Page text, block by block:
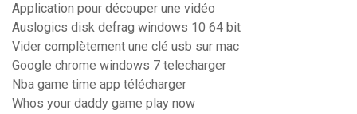
Application pour découper une vidéo
Auslogics disk defrag windows 10 64 bit
Vider complètement une clé usb sur mac
Google chrome windows 7 telecharger
Nba game time app télécharger
Whos your daddy game play now